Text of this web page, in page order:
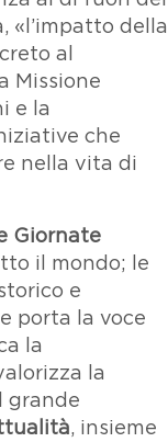
«l’impatto della
al
Missione
e la
che
nella vita di
Giornate
il mondo; le
e
porta la voce
la
la
grande
, insieme